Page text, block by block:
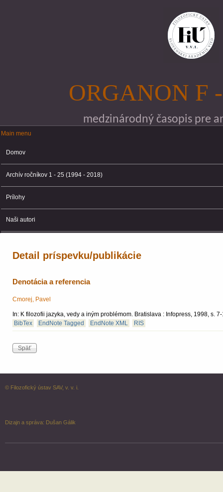
ORGANON F
medzinárodný časopis pre
Main menu
Main menu
Domov
Archív ročníkov 1 - 25 (1994 - 2018)
Prílohy
Naši autori
Detail príspevku/publikácie
Denotácia a referencia
Cmorej, Pavel
In: K filozofii jazyka, vedy a iným problémom. Bratislava : Infopress, 1998, s.
BibTex
EndNote Tagged EndNote XML RIS
© Filozofický ústav SAV, v. v. i.
Dizajn a správa: Dušan Gálik